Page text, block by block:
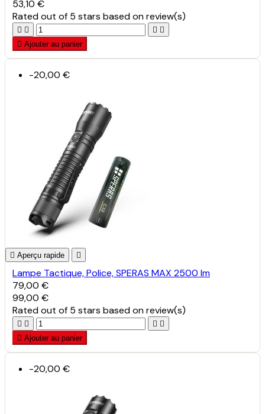
53,10 €
Ratedout of 5 stars based onreview(s)
   
 Ajouter au panier
-20,00 €
 Aperçu rapide 
Lampe Tactique, Police, SPERAS MAX 2500 lm
79,00 €
99,00 €
Ratedout of 5 stars based onreview(s)
   
 Ajouter au panier
-20,00 €